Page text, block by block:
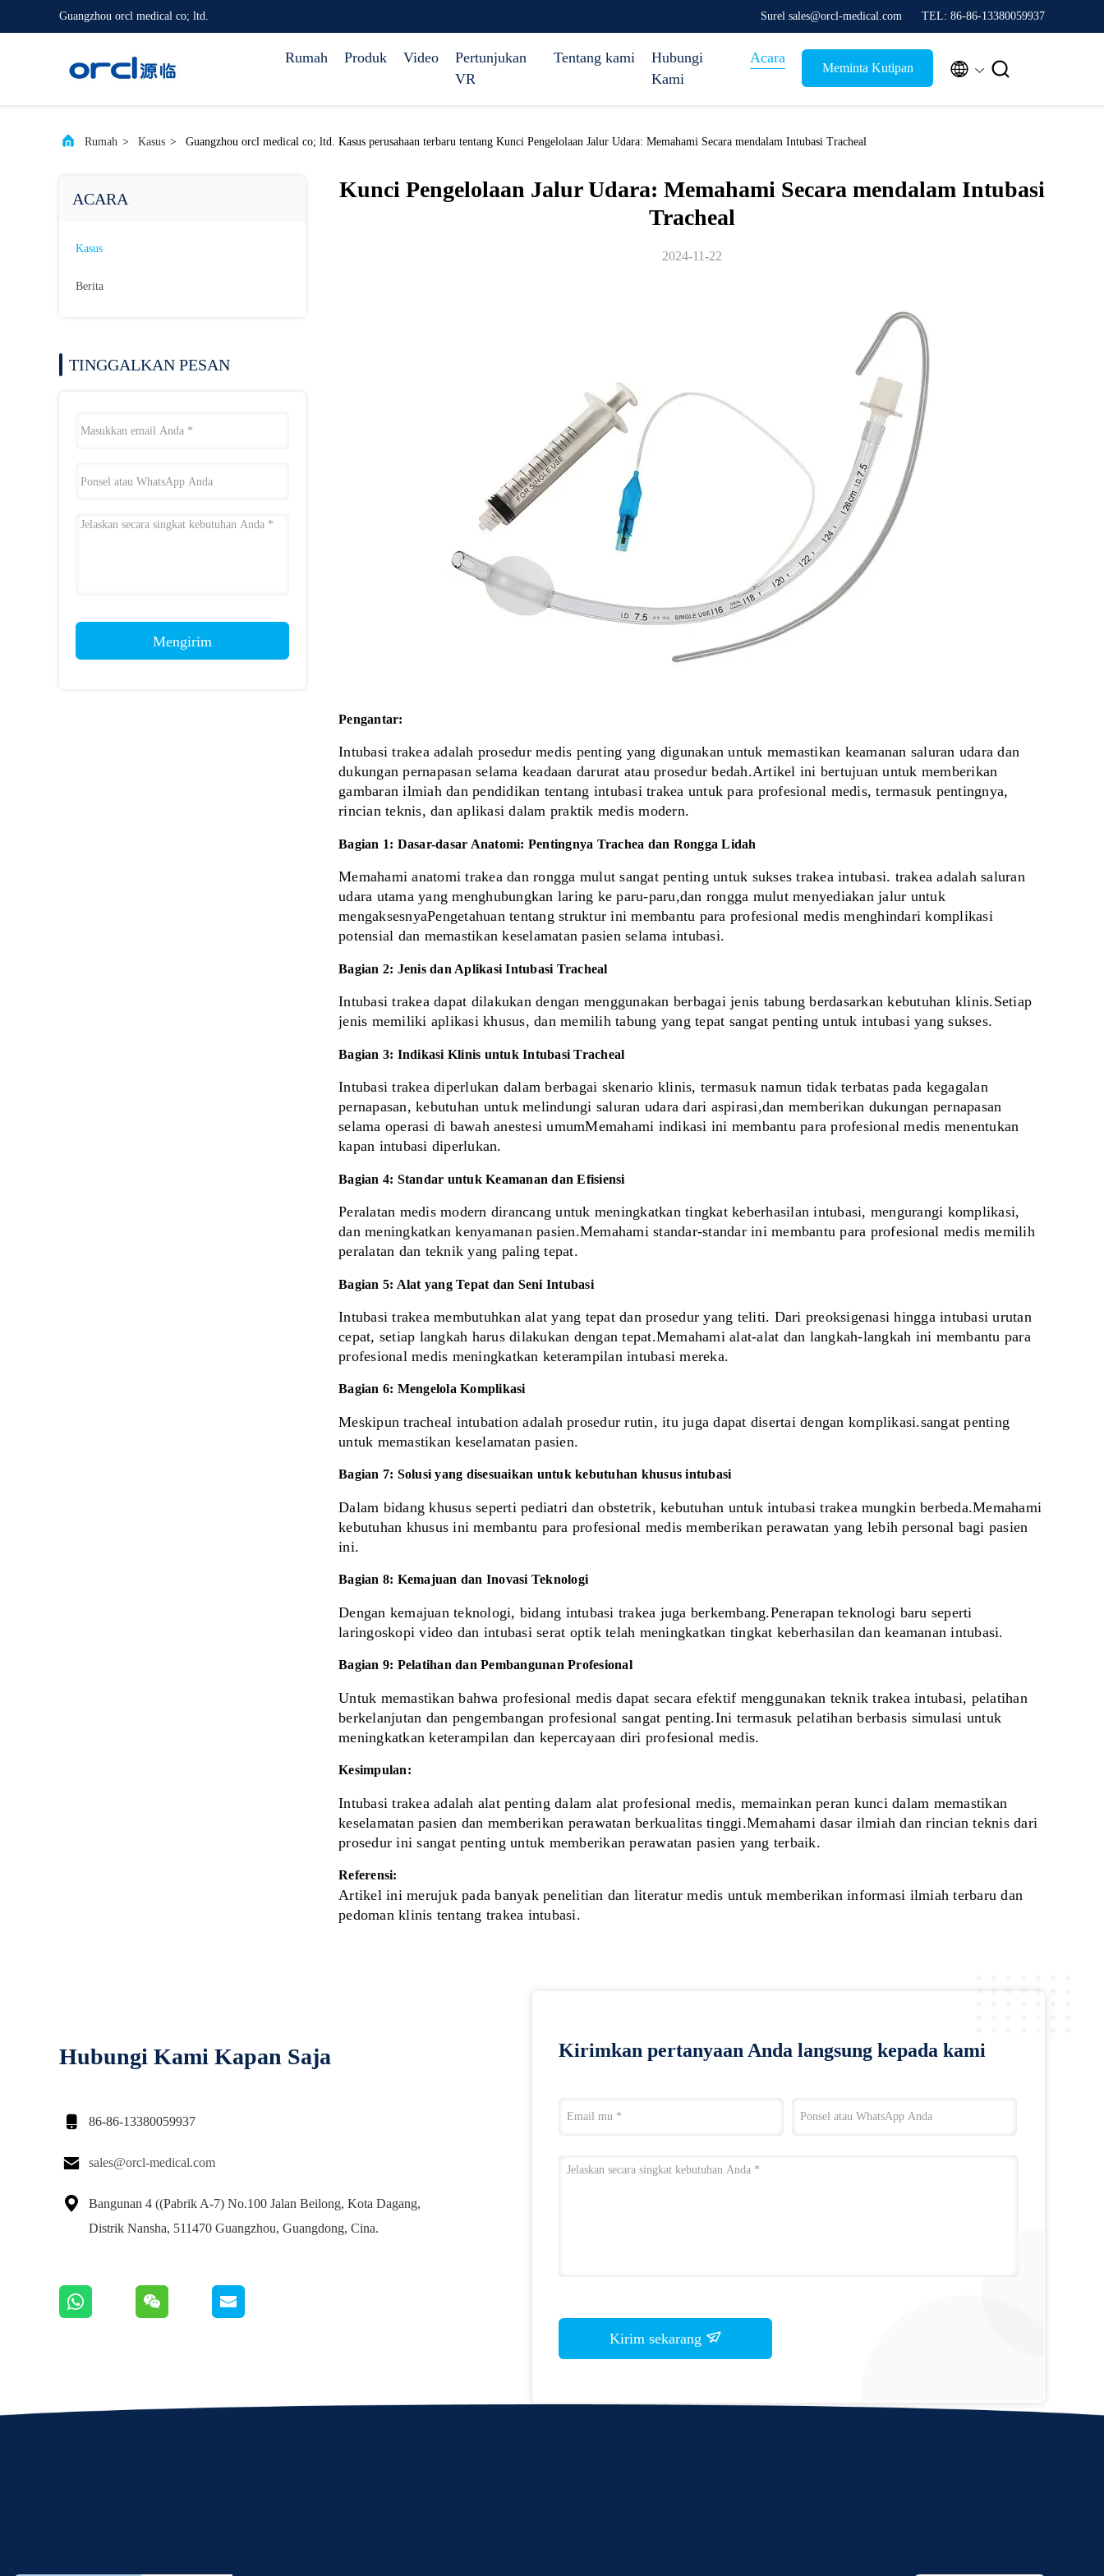
Guangzhou orcl medical co; ltd. Surel sales@orcl-medical.com TEL: 86-86-13380059937
Rumah Produk Video
Pertunjukan
VR
Tentang kami
Hubungi
Kami
Acara
Meminta Kutipan  
Rumah > Kasus > Guangzhou orcl medical co; ltd. Kasus perusahaan terbaru tentang Kunci Pengelolaan Jalur Udara: Memahami Secara mendalam Intubasi Tracheal
ACARA
Kasus
Berita
TINGGALKAN PESAN
Mengirim
Kunci Pengelolaan Jalur Udara: Memahami Secara mendalam Intubasi
Tracheal
2024-11-22
Pengantar:
Intubasi trakea adalah prosedur medis penting yang digunakan untuk memastikan keamanan saluran udara dan
dukungan pernapasan selama keadaan darurat atau prosedur bedah.Artikel ini bertujuan untuk memberikan
gambaran ilmiah dan pendidikan tentang intubasi trakea untuk para profesional medis, termasuk pentingnya,
rincian teknis, dan aplikasi dalam praktik medis modern.
Bagian 1: Dasar-dasar Anatomi: Pentingnya Trachea dan Rongga Lidah
Memahami anatomi trakea dan rongga mulut sangat penting untuk sukses trakea intubasi. trakea adalah saluran
udara utama yang menghubungkan laring ke paru-paru,dan rongga mulut menyediakan jalur untuk
mengaksesnyaPengetahuan tentang struktur ini membantu para profesional medis menghindari komplikasi
potensial dan memastikan keselamatan pasien selama intubasi.
Bagian 2: Jenis dan Aplikasi Intubasi Tracheal
Intubasi trakea dapat dilakukan dengan menggunakan berbagai jenis tabung berdasarkan kebutuhan klinis.Setiap
jenis memiliki aplikasi khusus, dan memilih tabung yang tepat sangat penting untuk intubasi yang sukses.
Bagian 3: Indikasi Klinis untuk Intubasi Tracheal
Intubasi trakea diperlukan dalam berbagai skenario klinis, termasuk namun tidak terbatas pada kegagalan
pernapasan, kebutuhan untuk melindungi saluran udara dari aspirasi,dan memberikan dukungan pernapasan
selama operasi di bawah anestesi umumMemahami indikasi ini membantu para profesional medis menentukan
kapan intubasi diperlukan.
Bagian 4: Standar untuk Keamanan dan Efisiensi
Peralatan medis modern dirancang untuk meningkatkan tingkat keberhasilan intubasi, mengurangi komplikasi,
dan meningkatkan kenyamanan pasien.Memahami standar-standar ini membantu para profesional medis memilih
peralatan dan teknik yang paling tepat.
Bagian 5: Alat yang Tepat dan Seni Intubasi
Intubasi trakea membutuhkan alat yang tepat dan prosedur yang teliti. Dari preoksigenasi hingga intubasi urutan
cepat, setiap langkah harus dilakukan dengan tepat.Memahami alat-alat dan langkah-langkah ini membantu para
profesional medis meningkatkan keterampilan intubasi mereka.
Bagian 6: Mengelola Komplikasi
Meskipun tracheal intubation adalah prosedur rutin, itu juga dapat disertai dengan komplikasi.sangat penting
untuk memastikan keselamatan pasien.
Bagian 7: Solusi yang disesuaikan untuk kebutuhan khusus intubasi
Dalam bidang khusus seperti pediatri dan obstetrik, kebutuhan untuk intubasi trakea mungkin berbeda.Memahami
kebutuhan khusus ini membantu para profesional medis memberikan perawatan yang lebih personal bagi pasien
ini.
Bagian 8: Kemajuan dan Inovasi Teknologi
Dengan kemajuan teknologi, bidang intubasi trakea juga berkembang.Penerapan teknologi baru seperti
laringoskopi video dan intubasi serat optik telah meningkatkan tingkat keberhasilan dan keamanan intubasi.
Bagian 9: Pelatihan dan Pembangunan Profesional
Untuk memastikan bahwa profesional medis dapat secara efektif menggunakan teknik trakea intubasi, pelatihan
berkelanjutan dan pengembangan profesional sangat penting.Ini termasuk pelatihan berbasis simulasi untuk
meningkatkan keterampilan dan kepercayaan diri profesional medis.
Kesimpulan:
Intubasi trakea adalah alat penting dalam alat profesional medis, memainkan peran kunci dalam memastikan
keselamatan pasien dan memberikan perawatan berkualitas tinggi.Memahami dasar ilmiah dan rincian teknis dari
prosedur ini sangat penting untuk memberikan perawatan pasien yang terbaik.
Referensi:
Artikel ini merujuk pada banyak penelitian dan literatur medis untuk memberikan informasi ilmiah terbaru dan
pedoman klinis tentang trakea intubasi.
Hubungi Kami Kapan Saja
 86-86-13380059937
 sales@orcl-medical.com

Bangunan 4 ((Pabrik A-7) No.100 Jalan Beilong, Kota Dagang,
Distrik Nansha, 511470 Guangzhou, Guangdong, Cina.
Kirimkan pertanyaan Anda langsung kepada kami
Kirim sekarang